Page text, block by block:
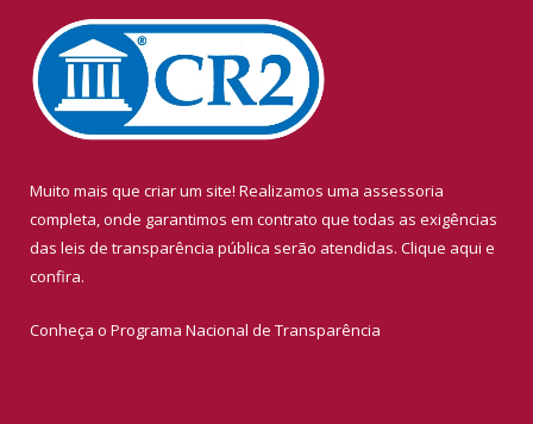
Muito mais que criar um site! Realizamos uma assessoria
completa, onde garantimos em contrato que todas as exigências
das leis de transparência pública serão atendidas. Clique aqui e
confira.
Conheça o Programa Nacional de Transparência